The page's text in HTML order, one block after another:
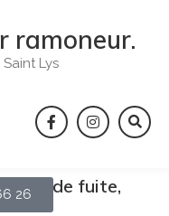
ramoneur.
Lys
de fuite,
26